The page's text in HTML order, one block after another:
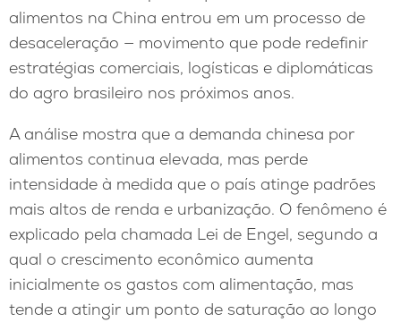
alimentos na China entrou em um processo de
desaceleração — movimento que pode redefinir
estratégias comerciais, logísticas e diplomáticas
do agro brasileiro nos próximos anos.
A análise mostra que a demanda chinesa por
alimentos continua elevada, mas perde
intensidade à medida que o país atinge padrões
mais altos de renda e urbanização. O fenômeno é
explicado pela chamada Lei de Engel, segundo a
qual o crescimento econômico aumenta
inicialmente os gastos com alimentação, mas
tende a atingir um ponto de saturação ao longo